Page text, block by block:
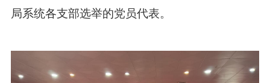
局系统各支部选举的党员代表。